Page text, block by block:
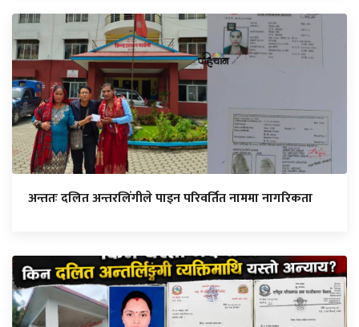
अन्ततः दलित अन्तरलिंगीले पाइन परिवर्तित नाममा नागरिकता